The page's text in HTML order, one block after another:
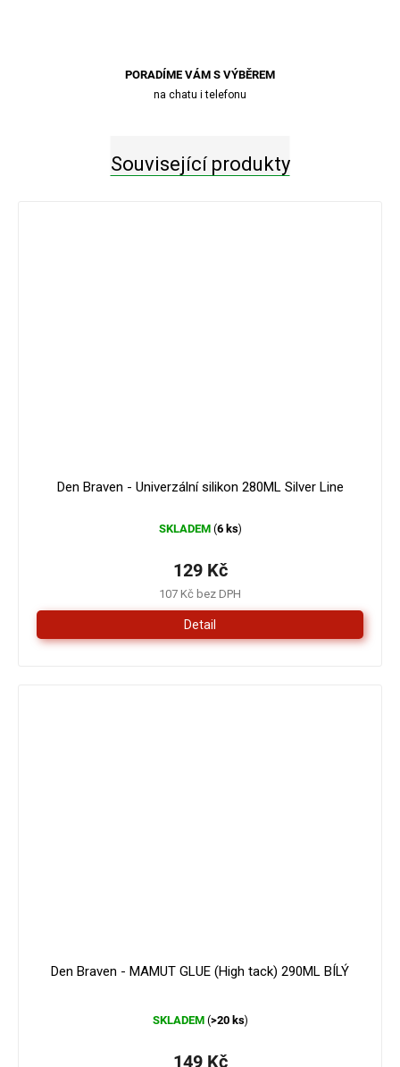
PORADÍME VÁM S VÝBĚREM
na chatu i telefonu
Související produkty
Den Braven - Univerzální silikon 280ML Silver Line
SKLADEM (6 ks)
107 Kč bez DPH
129 Kč
Detail
Den Braven - MAMUT GLUE (High tack) 290ML BÍLÝ
hodnocení
je
SKLADEM (>20 ks)
149 Kč